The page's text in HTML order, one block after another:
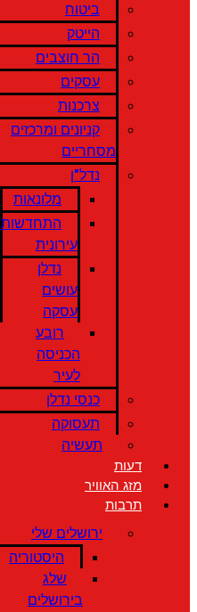
ביטוח
הייטק
הר חוצבים
עסקים
צרכנות
קניונים ומרכזים
מסחריים
נדל"ן
מלונאות
התחדשות
עירונית
נדלן
עושים
עסקה
רובע
הכניסה
לעיר
כנסי נדלן
תעסוקה
תעשיה
דעות
מזג האוויר
תרבות
ירושלים שלי
היסטוריה
שלג
בירושלים